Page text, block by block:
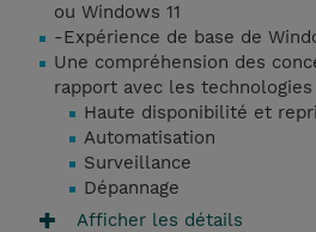
ou Windows 11
-Expérience de base de
Une compréhension des
rapport avec les
Haute disponibilité et
Automatisation
Surveillance
Dépannage
Afficher les détails